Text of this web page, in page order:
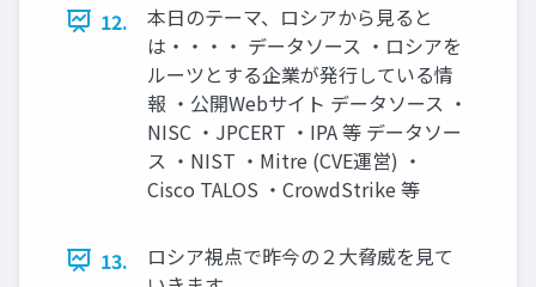
12.
本日のテーマ、ロシアから見ると
は・・・・ データソース ・ロシアを
ルーツとする企業が発行している情
報 ・公開Webサイト データソース ・
NISC ・JPCERT ・IPA 等 データソー
ス ・NIST ・Mitre (CVE運営) ・
Cisco TALOS ・CrowdStrike 等
13.
ロシア視点で昨今の２大脅威を見て